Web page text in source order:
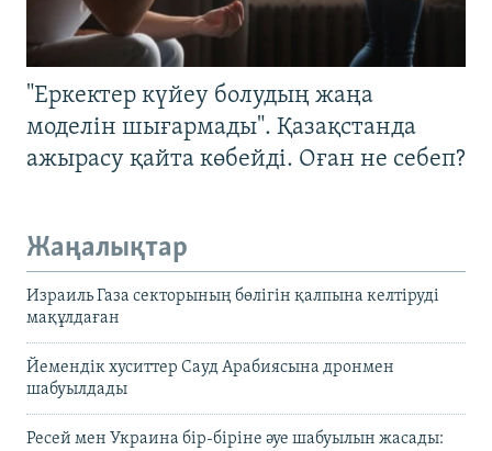
"Еркектер күйеу болудың жаңа
моделін шығармады". Қазақстанда
ажырасу қайта көбейді. Оған не себеп?
Жаңалықтар
Израиль Газа секторының бөлігін қалпына келтіруді
мақұлдаған
Йемендік хуситтер Сауд Арабиясына дронмен
шабуылдады
Ресей мен Украина бір-біріне әуе шабуылын жасады: